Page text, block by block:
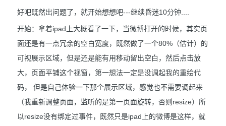
好吧既然出问题了，就开始想想吧---继续昏迷10分钟....
开始：拿着ipad上大概看了一下，当微博打开的时候，其实页
面还是有一点冗余的空白宽度，既然做了一个80%（估计）的
可视展示区域，但是还是能有用移动留出空白，然后点击放
大，页面平铺这个视窗，第一想法一定是没调起我的重绘代
码， 但是自己体验一下那个展示区域，感觉也不需要调起来
（我重新调整页面，监听的是第一页面旋转，否则resize）所
以resize没有绑定过事件，既然只是ipad上的微博是这样，就